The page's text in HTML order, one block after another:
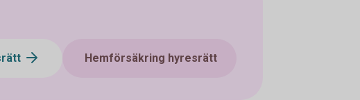
Hemförsäkring hyresrätt